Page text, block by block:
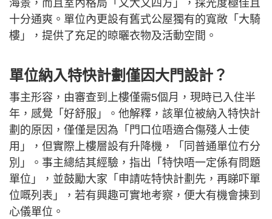
海景，而且室內格局「又大又四方」，採光度極佳且
十分通爽。單位內更設有舊式公屋獨有的寬敞「大騎
樓」，提供了充足的晾曬衣物及活動空間。
單位納入特快計劃僅因大門設計？
事主形容，由審查到上樓僅需5個月，現時已入住半
年，感覺「好舒服」。他解釋，該單位被納入特快計
劃的原因，僅僅是因為「門口位唔適合傷殘人士使
用」，但實際上樓層設有升降機，「同普通單位冇分
別」。事主總結其經驗，指出「特快唔一定係有問題
單位」，並鼓勵大家「申請咗特快計劃先，再睇吓單
位嘅列表」，若有興趣可實地考察，便大有機會揀到
心儀單位。